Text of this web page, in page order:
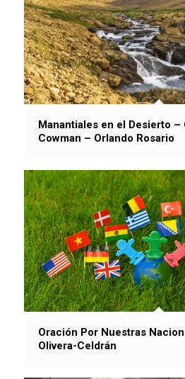
Manantiales en el Desierto –
Cowman – Orlando Rosario
Oración Por Nuestras
Olivera-Celdrán